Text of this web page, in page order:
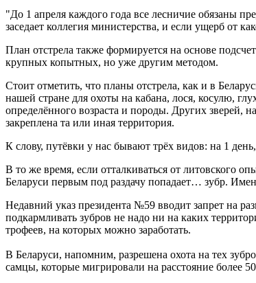
"До 1 апреля каждого года все лесничие обязаны
заседает коллегия министерства, и если ущерб от
План отстрела также формируется на основе
крупных копытных, но уже другим методом.
Стоит отметить, что планы отстрела, как и в
нашей стране для охоты на кабана, лося, косулю,
определённого возраста и породы. Других зверей,
закреплена та или иная территория.
К слову, путёвки у нас бывают трёх видов: на 1
В то же время, если отталкиваться от литовского
Беларуси первым под раздачу попадает… зубр.
Недавний указ президента №59 вводит запрет на
подкармливать зубров не надо ни на каких
трофеев, на которых можно заработать.
В Беларуси, напомним, разрешена охота на тех
самцы, которые мигрировали на расстояние более